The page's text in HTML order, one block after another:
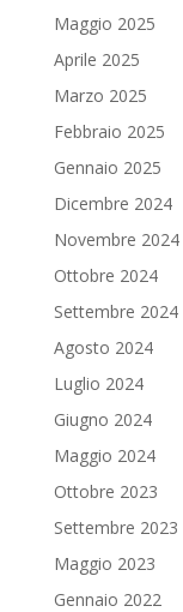
Maggio 2025
Aprile 2025
Marzo 2025
Febbraio 2025
Gennaio 2025
Dicembre 2024
Novembre 2024
Ottobre 2024
Settembre 2024
Agosto 2024
Luglio 2024
Giugno 2024
Maggio 2024
Ottobre 2023
Settembre 2023
Maggio 2023
Gennaio 2022